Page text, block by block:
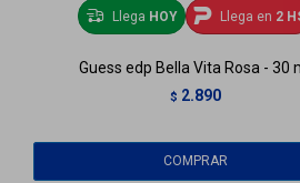
Llega HOY Llega en 2
Guess edp Bella Vita Rosa - 30
$ 2.890